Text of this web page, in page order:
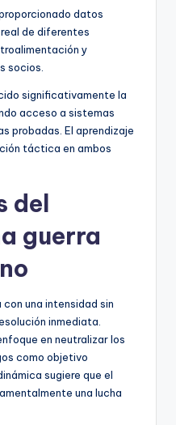
datos
de diferentes
y
socios.
significativamente la
acceso a sistemas
probadas. El aprendizaje
táctica en ambos
del
guerra
una intensidad sin
inmediata.
en neutralizar los
como objetivo
sugiere que el
una lucha